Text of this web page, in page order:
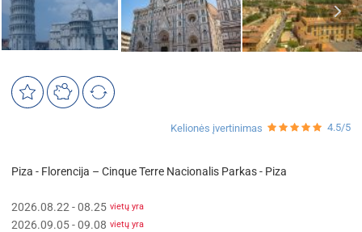
Kelionės įvertinimas 4.5/5
Piza - Florencija – Cinque Terre Nacionalis Parkas - Piza
2026.08.22 - 08.25 vietų yra
2026.09.05 - 09.08 vietų yra